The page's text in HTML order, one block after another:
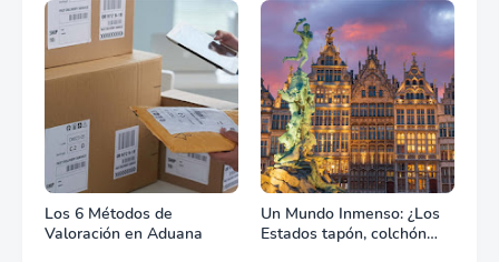
Los 6 Métodos de
Valoración en Aduana
Un Mundo Inmenso: ¿Los
Estados tapón, colchón